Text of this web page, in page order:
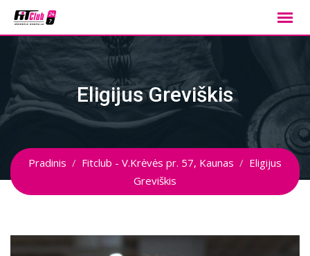
Skip
content
Eligijus Greviškis
Pradinis Fitclub - V.Krėvės pr. 57, Kaunas
Eligijus
Greviškis